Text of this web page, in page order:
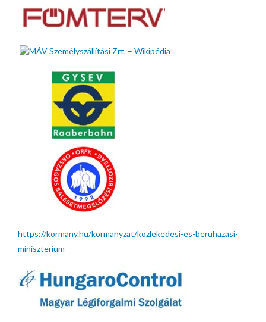
https://kormany.hu/kormanyzat/kozlekedesi-es-beruhazasi-
miniszterium